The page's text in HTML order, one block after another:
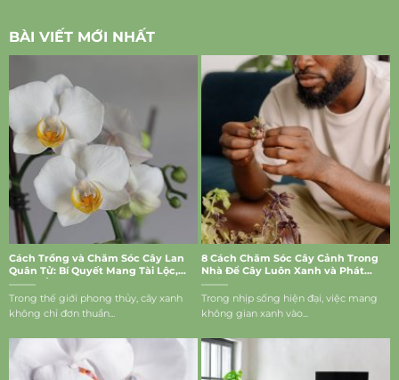
BÀI VIẾT MỚI NHẤT
Cách Trồng và Chăm Sóc Cây Lan
Quân Tử: Bí Quyết Mang Tài Lộc,
May Mắn Vào Nhà
Trong thế giới phong thủy, cây xanh
không chỉ đơn thuần...
8 Cách Chăm Sóc Cây Cảnh Trong
Nhà Để Cây Luôn Xanh và Phát
Triển Tốt
Trong nhịp sống hiện đại, việc mang
không gian xanh vào...